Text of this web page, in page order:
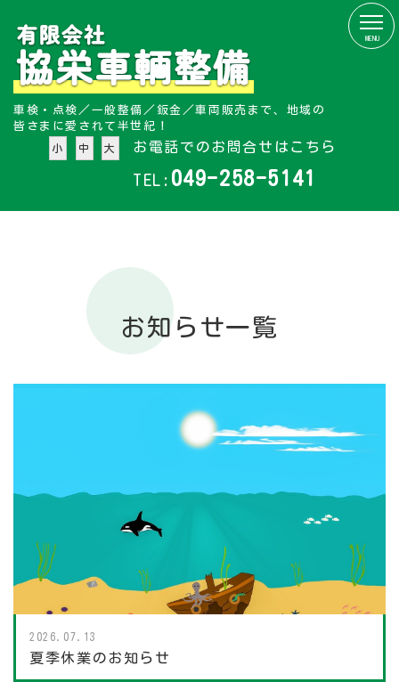
車検・点検／一般整備／鈑金／車両販売まで、地域の
皆さまに愛されて半世紀！
お電話でのお問合せはこちら
TEL: 049-258-5141
小 中 大
MENU
お知らせ一覧
2026.07.13
夏季休業のお知らせ